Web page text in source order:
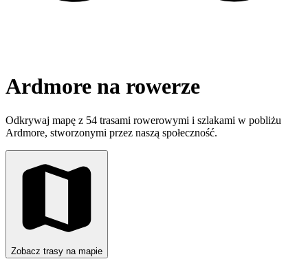
Ardmore na rowerze
Odkrywaj mapę z 54 trasami rowerowymi i szlakami w pobliżu
Ardmore, stworzonymi przez naszą społeczność.
Zobacz trasy na mapie